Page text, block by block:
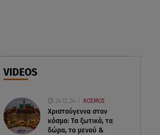
07.08.26 , 18:34
Έξοδος Αυγούστου: Στο 100% η
πληρότητα για Κυκλάδες
VIDEOS
24.12.24 ΚΟΣΜΟΣ
Χριστούγεννα στον
κόσμο: Tα ξωτικά, τα
δώρα, το μενού &